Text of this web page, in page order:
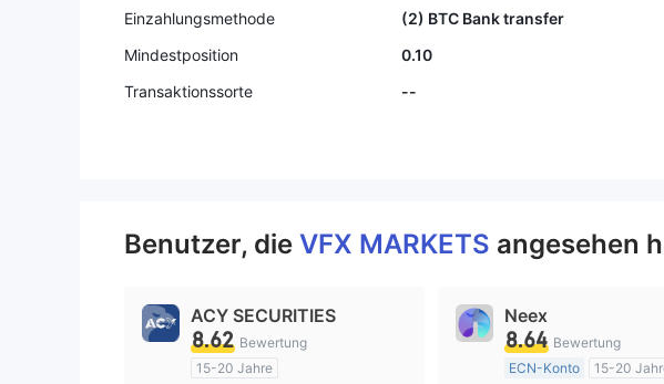
Einzahlungsmethode
(2) BTC Bank transfer
Mindestposition
0.10
Transaktionssorte
--
Benutzer, die VFX MARKETS angesehen
ACY SECURITIES
8.62 Bewertung
15-20 Jahre
Neex
8.64 Bewertung
ECN-Konto
15-20